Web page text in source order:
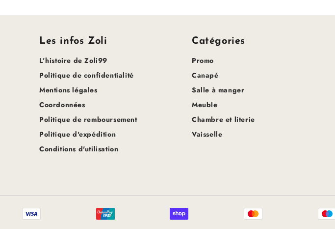
Les infos Zoli
L’histoire de Zoli99
Politique de confidentialité
Mentions légales
Coordonnées
Politique de remboursement
Politique d'expédition
Conditions d'utilisation
Catégories
Promo
Canapé
Salle à manger
Meuble
Chambre et literie
Vaisselle
Méthodes